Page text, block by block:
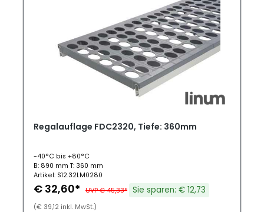
Regalauflage FDC2320, Tiefe: 360mm
-40°C bis +80°C
B: 890 mm T: 360 mm
Artikel: S12.32LM0280
€ 32,60* UVP € 45,33* Sie sparen: € 12,73
(€ 39,12 inkl. MwSt.)